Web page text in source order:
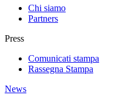
Chi siamo
Partners
Press
Comunicati stampa
Rassegna Stampa
News